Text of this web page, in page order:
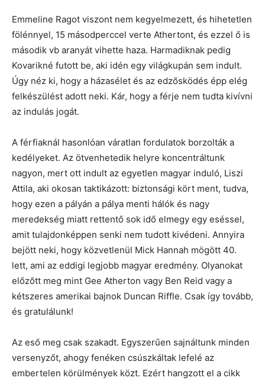
Emmeline Ragot viszont nem kegyelmezett, és hihetetlen
fölénnyel, 15 másodperccel verte Athertont, és ezzel ő is
második vb aranyát vihette haza. Harmadiknak pedig
Kovarikné futott be, aki idén egy világkupán sem indult.
Úgy néz ki, hogy a házasélet és az edzősködés épp elég
felkészülést adott neki. Kár, hogy a férje nem tudta kivívni
az indulás jogát.
A férfiaknál hasonlóan váratlan fordulatok borzolták a
kedélyeket. Az ötvenhetedik helyre koncentráltunk
nagyon, mert ott indult az egyetlen magyar induló, Liszi
Attila, aki okosan taktikázott: biztonsági kört ment, tudva,
hogy ezen a pályán a pálya menti hálók és nagy
meredekség miatt rettentő sok idő elmegy egy eséssel,
amit tulajdonképpen senki nem tudott kivédeni. Annyira
bejött neki, hogy közvetlenül Mick Hannah mögött 40.
lett, ami az eddigi legjobb magyar eredmény. Olyanokat
előzőtt meg mint Gee Atherton vagy Ben Reid vagy a
kétszeres amerikai bajnok Duncan Riffle. Csak így tovább,
és gratulálunk!
Az eső meg csak szakadt. Egyszerűen sajnáltunk minden
versenyzőt, ahogy fenéken csúszkáltak lefelé az
embertelen körülmények közt. Ezért hangzott el a cikk